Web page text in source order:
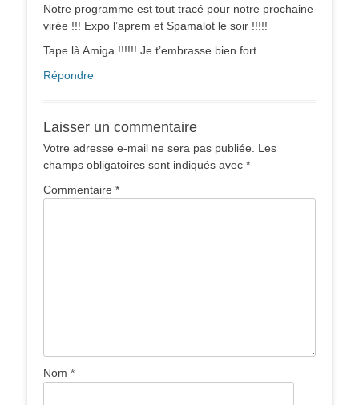
Notre programme est tout tracé pour notre prochaine
virée !!! Expo l’aprem et Spamalot le soir !!!!!
Tape là Amiga !!!!!! Je t’embrasse bien fort …
Répondre
Laisser un commentaire
Votre adresse e-mail ne sera pas publiée.
Les
champs obligatoires sont indiqués avec *
Commentaire *
Nom *